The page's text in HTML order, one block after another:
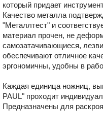
который придает
Качество металла
"Металлтест" и
материал прочен, не
самозатачивающиеся,
обеспечивают отличное
эргономичны, удобны в
Каждая единица ножниц,
PAUL" проходит
Предназначены для